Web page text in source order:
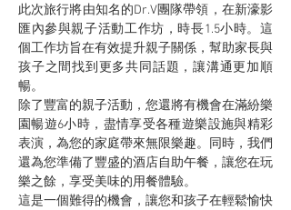
此次旅行將由知名的Dr.V團隊帶領，在新濠影
匯內參與親子活動工作坊，時長1.5小時。這
個工作坊旨在有效提升親子關係，幫助家長與
孩子之間找到更多共同話題，讓溝通更加順
暢。
除了豐富的親子活動，您還將有機會在滿紛樂
園暢遊6小時，盡情享受各種遊樂設施與精彩
表演，為您的家庭帶來無限樂趣。同時，我們
還為您準備了豐盛的酒店自助午餐，讓您在玩
樂之餘，享受美味的用餐體驗。
這是一個難得的機會，讓您和孩子在輕鬆愉快